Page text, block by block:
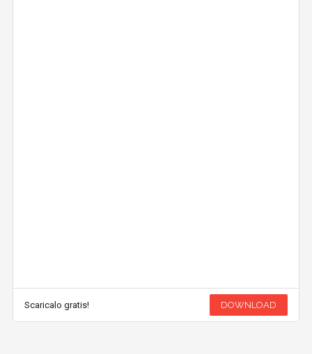
Scaricalo gratis! DOWNLOAD